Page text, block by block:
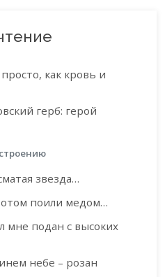
как кровь и
герб: герой
звезда…
поили медом…
подан с высоких
небе – розан